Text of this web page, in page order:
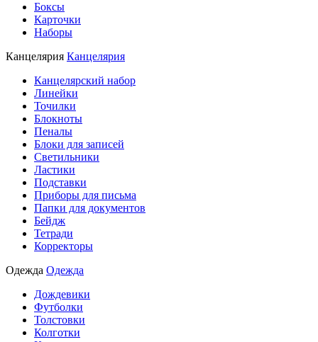
Боксы
Карточки
Наборы
Канцелярия Канцелярия
Канцелярский набор
Линейки
Точилки
Блокноты
Пеналы
Блоки для записей
Светильники
Ластики
Подставки
Приборы для письма
Папки для документов
Бейдж
Тетради
Корректоры
Одежда Одежда
Дождевики
Футболки
Толстовки
Колготки